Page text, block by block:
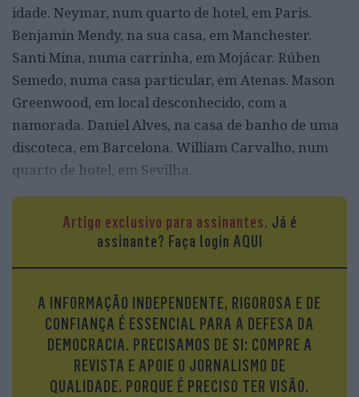
idade. Neymar, num quarto de hotel, em Paris.
Benjamin Mendy, na sua casa, em Manchester.
Santi Mina, numa carrinha, em Mojácar. Rúben
Semedo, numa casa particular, em Atenas. Mason
Greenwood, em local desconhecido, com a
namorada. Daniel Alves, na casa de banho de uma
discoteca, em Barcelona. William Carvalho, num
quarto de hotel, em Sevilha.
Já não se pode falar em casos esporádicos. Nos
últimos anos, sucedem-se acusações de violação ou
abusos sexuais contra jogadores de futebol, e a
mais recente volta a atingir um português.
Presença assídua na Seleção Nacional e um dos
campeões da Europa de 2016, William Carvalho
compareceu em tribunal, na semana passada,
para prestar declarações a um juiz de instrução,
na sequência de uma queixa de uma mulher de 30
Artigo exclusivo para assinantes. Já é
assinante? Faça login AQUI
A INFORMAÇÃO INDEPENDENTE, RIGOROSA E DE
CONFIANÇA É ESSENCIAL PARA A DEFESA DA
DEMOCRACIA. PRECISAMOS DE SI: COMPRE A
REVISTA E APOIE O JORNALISMO DE
QUALIDADE. PORQUE É PRECISO TER VISÃO.